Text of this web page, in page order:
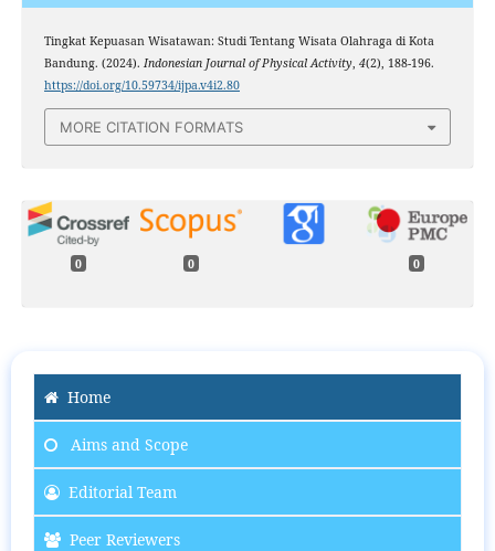
Tingkat Kepuasan Wisatawan: Studi Tentang Wisata Olahraga di Kota
Bandung. (2024). Indonesian Journal of Physical Activity, 4(2), 188-196.
https://doi.org/10.59734/ijpa.v4i2.80
MORE CITATION FORMATS
0 0 0
Home
Aims and Scope
Editorial Team
Peer Reviewers